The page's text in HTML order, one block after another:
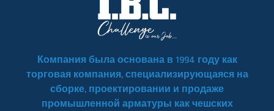
Компания была основана в 1994 году как
торговая компания, специализирующаяся на
сборке, проектировании и продаже
промышленной арматуры как чешских